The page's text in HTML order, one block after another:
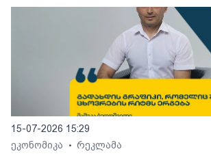
15-07-2026 15:29
ეკონომიკა
• რეკლამა